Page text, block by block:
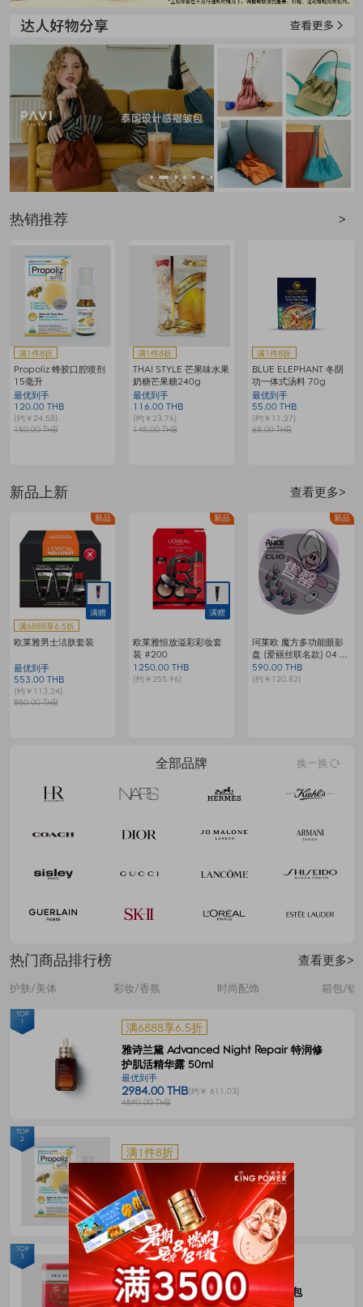
热销推荐 >
满1件8折
Propoliz 蜂胶口腔喷剂
15毫升
最优到手
120.00 THB
(约￥24.58)
150.00 THB
满1件8折
THAI STYLE 芒果味水果
奶糖芒果糖240g
最优到手
116.00 THB
(约￥23.76)
145.00 THB
满1件8折
BLUE ELEPHANT 冬阴
功一体式汤料 70g
最优到手
55.00 THB
(约￥11.27)
68.00 THB
新品上新 查看更多>
新品
满赠
满6888享6.5折
欧莱雅男士洁肤套装
最优到手
553.00 THB
(约￥113.24)
850.00 THB
新品
满赠
欧莱雅恒放溢彩彩妆套
装 #200
1250.00 THB
(约￥255.96)
新品
珂莱欧 魔方多功能眼影
盘 (爱丽丝联名款) 04 梦
境生蚝小生灵
590.00 THB
(约￥120.82)
全部品牌 换一换
热门商品排行榜 查看更多>
护肤/美体 彩妆/香氛 时尚配饰 箱包/钱
满6888享6.5折
雅诗兰黛 Advanced Night Repair 特润修
护肌活精华露 50ml
最优到手
2984.00 THB(约￥ 611.03)
4590.00 THB
TOP
1
满1件8折
Propoliz 蜂胶口腔喷剂 15毫升
最优到手
120.00 THB(约￥ 24.58)
150.00 THB
TOP
2
满1件8折
CHATRAMUE泰国手标红茶包4g*50包
TOP
3